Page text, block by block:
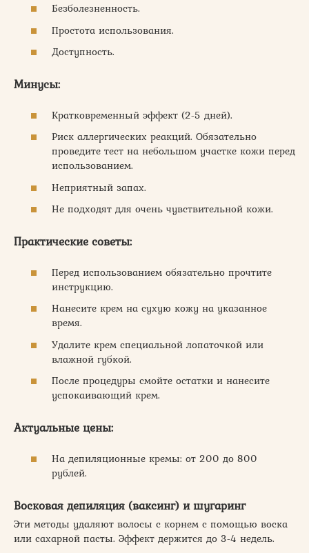
Безболезненность.
Простота использования.
Доступность.
Минусы:
Кратковременный эффект (2-5 дней).
Риск аллергических реакций. Обязательно
проведите тест на небольшом участке кожи перед
использованием.
Неприятный запах.
Не подходят для очень чувствительной кожи.
Практические советы:
Перед использованием обязательно прочтите
инструкцию.
Нанесите крем на сухую кожу на указанное
время.
Удалите крем специальной лопаточкой или
влажной губкой.
После процедуры смойте остатки и нанесите
успокаивающий крем.
Актуальные цены:
На депиляционные кремы: от 200 до 800
рублей.
Восковая депиляция (ваксинг) и шугаринг
Эти методы удаляют волосы с корнем с помощью воска
или сахарной пасты. Эффект держится до 3-4 недель.